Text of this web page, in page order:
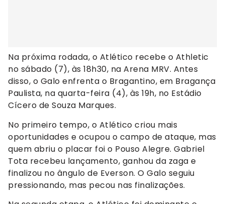
Na próxima rodada, o Atlético recebe o Athletic
no sábado (7), às 18h30, na Arena MRV. Antes
disso, o Galo enfrenta o Bragantino, em Bragança
Paulista, na quarta-feira (4), às 19h, no Estádio
Cícero de Souza Marques.
No primeiro tempo, o Atlético criou mais
oportunidades e ocupou o campo de ataque, mas
quem abriu o placar foi o Pouso Alegre. Gabriel
Tota recebeu lançamento, ganhou da zaga e
finalizou no ângulo de Everson. O Galo seguiu
pressionando, mas pecou nas finalizações.